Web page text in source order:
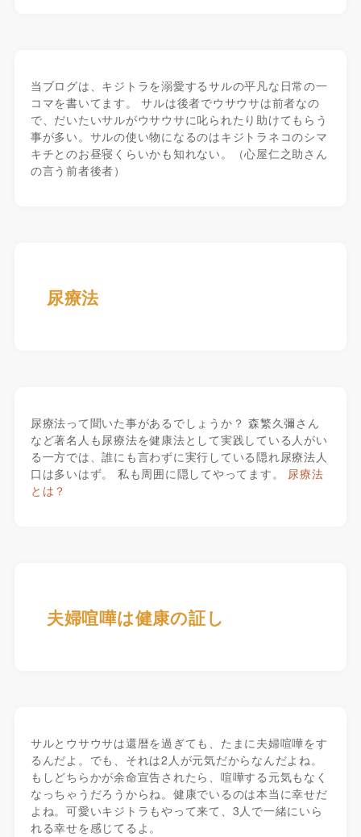
当ブログは、キジトラを溺愛するサルの平凡な日常の一
コマを書いてます。 サルは後者でウサウサは前者なの
で、だいたいサルがウサウサに叱られたり助けてもらう
事が多い。サルの使い物になるのはキジトラネコのシマ
キチとのお昼寝くらいかも知れない。（心屋仁之助さん
の言う前者後者）
尿療法
尿療法って聞いた事があるでしょうか？ 森繁久彌さん
など著名人も尿療法を健康法として実践している人がい
る一方では、誰にも言わずに実行している隠れ尿療法人
口は多いはず。 私も周囲に隠してやってます。 尿療法
とは？
夫婦喧嘩は健康の証し
サルとウサウサは還暦を過ぎても、たまに夫婦喧嘩をす
るんだよ。でも、それは2人が元気だからなんだよね。
もしどちらかが余命宣告されたら、喧嘩する元気もなく
なっちゃうだろうからね。健康でいるのは本当に幸せだ
よね。可愛いキジトラもやって来て、3人で一緒にいら
れる幸せを感じてるよ。